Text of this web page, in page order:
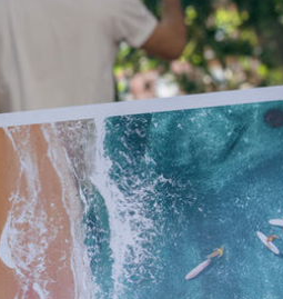
Gastro
Infantil
Música
Escénicas